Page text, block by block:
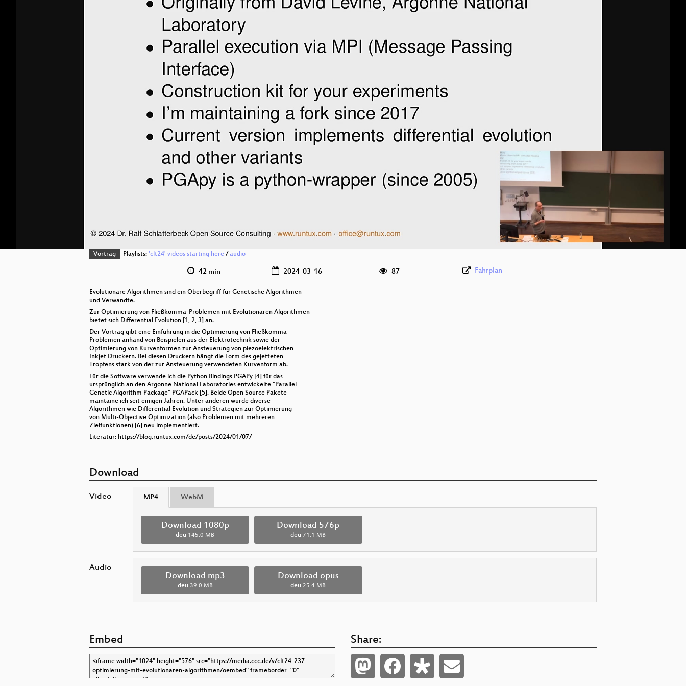
deu 1080p (mp4)
deu 576p (mp4)
deu 576p (webm)
Vortrag Playlists: 'clt24' videos starting here/ audio
42 min 2024-03-16 87 Fahrplan
Evolutionäre Algorithmen sind ein Oberbegriff für Genetische Algorithmen
und Verwandte.
Zur Optimierung von Fließkomma-Problemen mit Evolutionären Algorithmen
bietet sich Differential Evolution [1, 2, 3] an.
Der Vortrag gibt eine Einführung in die Optimierung von Fließkomma
Problemen anhand von Beispielen aus der Elektrotechnik sowie der
Optimierung von Kurvenformen zur Ansteuerung von piezoelektrischen
Inkjet Druckern. Bei diesen Druckern hängt die Form des gejetteten
Tropfens stark von der zur Ansteuerung verwendeten Kurvenform ab.
Für die Software verwende ich die Python Bindings PGAPy [4] für das
ursprünglich an den Argonne National Laboratories entwickelte "Parallel
Genetic Algorithm Package" PGAPack [5]. Beide Open Source Pakete
maintaine ich seit einigen Jahren. Unter anderen wurde diverse
Algorithmen wie Differential Evolution und Strategien zur Optimierung
von Multi-Objective Optimization (also Problemen mit mehreren
Zielfunktionen) [6] neu implementiert.
Literatur: https://blog.runtux.com/de/posts/2024/01/07/
Download
Video MP4 WebM
Download 1080p
deu 145.0 MB
Download 576p
deu 71.1 MB
Audio
Download mp3
deu 39.0 MB
Download opus
deu 25.4 MB
Embed Share: